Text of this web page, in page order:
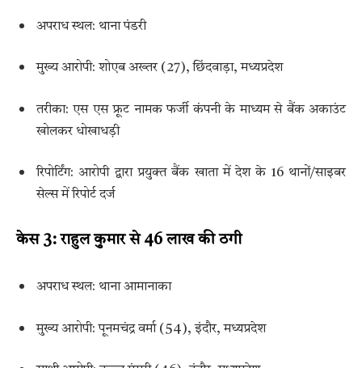
अपराध स्थल: थाना पंडरी
मुख्य आरोपी: शोएब अख्तर (27), छिंदवाड़ा, मध्यप्रदेश
तरीका: एस एस फ्रूट नामक फर्जी कंपनी के माध्यम से बैंक अकाउंट
खोलकर धोखाधड़ी
रिपोर्टिंग: आरोपी द्वारा प्रयुक्त बैंक खाता में देश के 16 थानों/साइबर
सेल्स में रिपोर्ट दर्ज
केस 3: राहुल कुमार से 46 लाख की ठगी
अपराध स्थल: थाना आमानाका
मुख्य आरोपी: पूनमचंद्र वर्मा (54), इंदौर, मध्यप्रदेश